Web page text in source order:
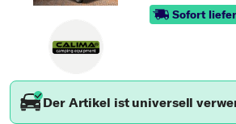
Sofort
Der Artikel ist universell